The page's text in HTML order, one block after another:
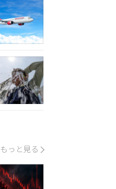
もっと見る